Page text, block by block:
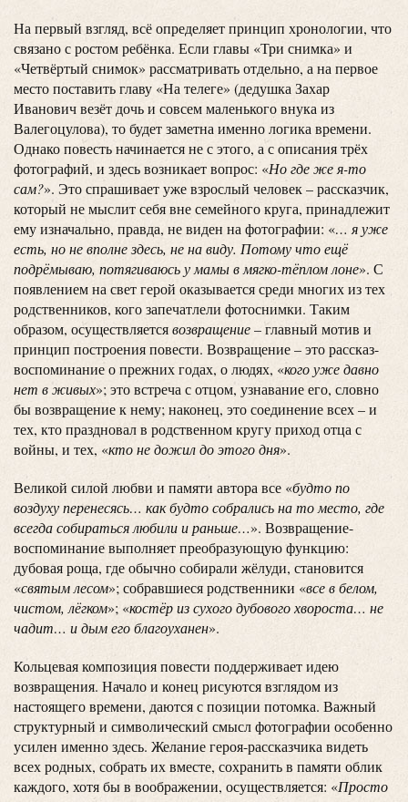
На первый взгляд, всё определяет принцип хронологии, что
связано с ростом ребёнка. Если главы «Три снимка» и
«Четвёртый снимок» рассматривать отдельно, а на первое
место поставить главу «На телеге» (дедушка Захар
Иванович везёт дочь и совсем маленького внука из
Валегоцулова), то будет заметна именно логика времени.
Однако повесть начинается не с этого, а с описания трёх
фотографий, и здесь возникает вопрос: «Но где же я-то
сам?». Это спрашивает уже взрослый человек – рассказчик,
который не мыслит себя вне семейного круга, принадлежит
ему изначально, правда, не виден на фотографии: «… я уже
есть, но не вполне здесь, не на виду. Потому что ещё
подрёмываю, потягиваюсь у мамы в мягко-тёплом лоне». С
появлением на свет герой оказывается среди многих из тех
родственников, кого запечатлели фотоснимки. Таким
образом, осуществляетсявозвращение– главный мотив и
принцип построения повести. Возвращение – это рассказ-
воспоминание о прежних годах, о людях, «кого уже давно
нет в живых»; это встреча с отцом, узнавание его, словно
бы возвращение к нему; наконец, это соединение всех – и
тех, кто праздновал в родственном кругу приход отца с
войны, и тех, «кто не дожил до этого дня».
Великой силой любви и памяти автора все «будто по
воздуху перенесясь… как будто собрались на то место, где
всегда собираться любили и раньше…». Возвращение-
воспоминание выполняет преобразующую функцию:
дубовая роща, где обычно собирали жёлуди, становится
«святым лесом»; собравшиеся родственники «все в белом,
чистом, лёгком»; «костёр из сухого дубового хвороста… не
чадит… и дым его благоуханен».
Кольцевая композиция повести поддерживает идею
возвращения. Начало и конец рисуются взглядом из
настоящего времени, даются с позиции потомка. Важный
структурный и символический смысл фотографии особенно
усилен именно здесь. Желание героя-рассказчика видеть
всех родных, собрать их вместе, сохранить в памяти облик
каждого, хотя бы в воображении, осуществляется: «Просто